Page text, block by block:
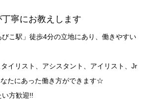
寧にお教えします
こ駅」徒歩4分の立地にあり、働きやすい
イリスト、アシスタント、アイリスト、Jr
たにあった働き方ができます☆
い方歓迎!!